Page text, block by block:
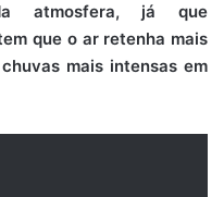
atmosfera, já que
que o ar retenha mais
mais intensas em